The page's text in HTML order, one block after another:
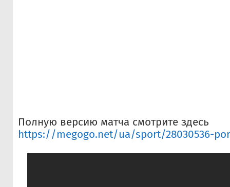
Полную версию матча смотрите здесь
https://megogo.net/ua/sport/28030536-